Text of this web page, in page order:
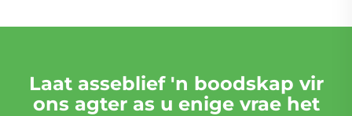
Laat asseblief 'n boodskap vir
ons agter as u enige vrae het